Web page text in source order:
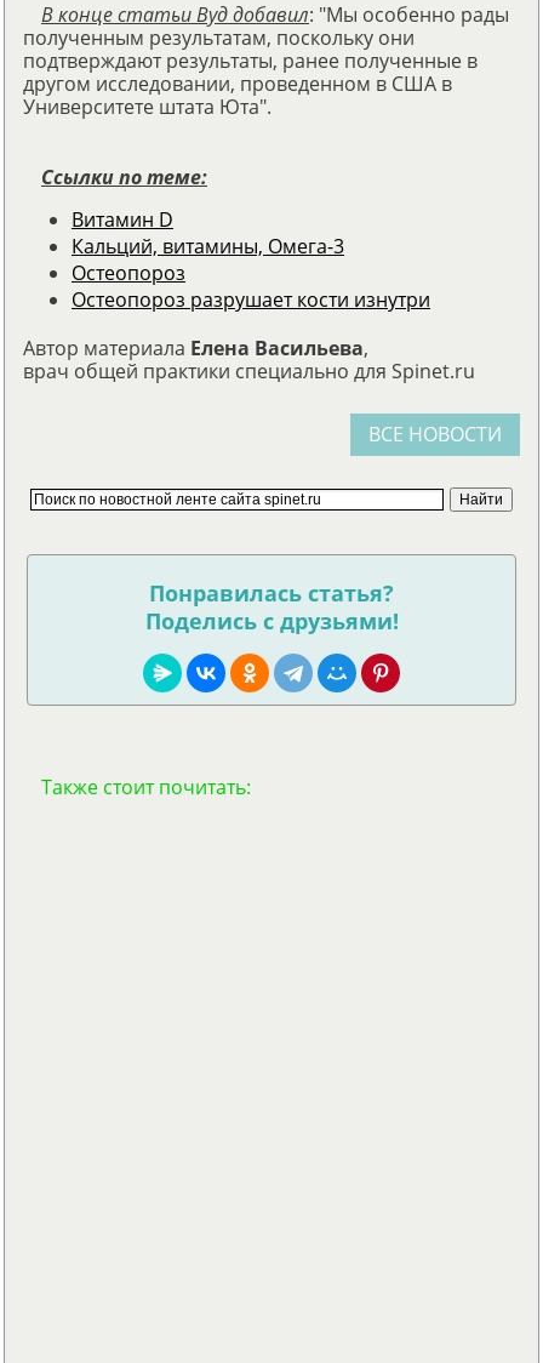
В конце статьи Вуд добавил: "Мы особенно рады
полученным результатам, поскольку они
подтверждают результаты, ранее полученные в
другом исследовании, проведенном в США в
Университете штата Юта".
Ссылки по теме:
Витамин D
Кальций, витамины, Омега-3
Остеопороз
Остеопороз разрушает кости изнутри
Автор материала Елена Васильева,
врач общей практики специально для Spinet.ru
ВСЕ НОВОСТИ
Понравилась статья?
Поделись с друзьями!
Также стоит почитать: